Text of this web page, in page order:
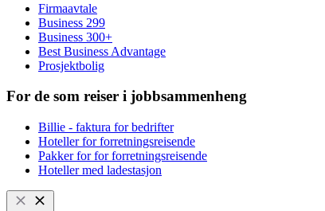
Firmaavtale
Business 299
Business 300+
Best Business Advantage
Prosjektbolig
For de som reiser i jobbsammenheng
Billie - faktura for bedrifter
Hoteller for forretningsreisende
Pakker for for forretningsreisende
Hoteller med ladestasjon